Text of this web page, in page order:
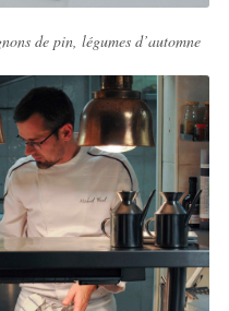
de pin, légumes d’automne